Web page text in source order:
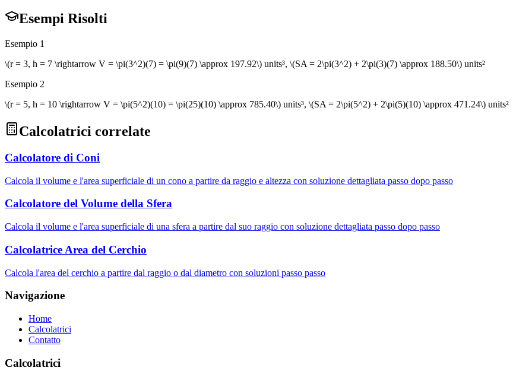
Esempi Risolti
Esempio 1
\(r = 3, h = 7 \rightarrow V = \pi(3^2)(7) = \pi(9)(7) \approx 197.92\) units³, \(SA = 2\pi(3^2) + 2\pi(3)(7) \approx 188.50\) units²
Esempio 2
\(r = 5, h = 10 \rightarrow V = \pi(5^2)(10) = \pi(25)(10) \approx 785.40\) units³, \(SA = 2\pi(5^2) + 2\pi(5)(10) \approx 471.24\) units²
Calcolatrici correlate
Calcolatore di Coni
Calcola il volume e l'area superficiale di un cono a partire da raggio e altezza con soluzione dettagliata passo dopo passo
Calcolatore del Volume della Sfera
Calcola il volume e l'area superficiale di una sfera a partire dal suo raggio con soluzione dettagliata passo dopo passo
Calcolatrice Area del Cerchio
Calcola l'area del cerchio a partire dal raggio o dal diametro con soluzioni passo passo
Navigazione
Home
Calcolatrici
Contatto
Calcolatrici